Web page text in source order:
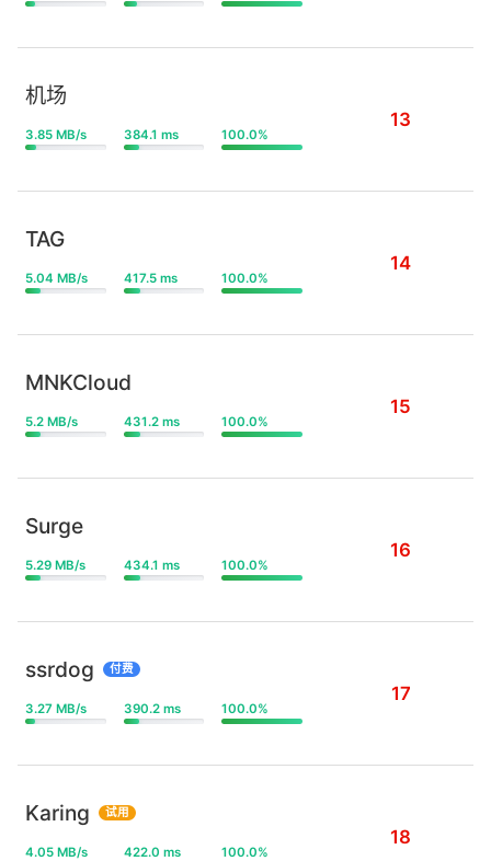
机场
3.85 MB/s 384.1 ms 100.0%
13
TAG
5.04 MB/s 417.5 ms 100.0%
14
MNKCloud
5.2 MB/s 431.2 ms 100.0%
15
Surge
5.29 MB/s 434.1 ms 100.0%
16
ssrdog 付费
3.27 MB/s 390.2 ms 100.0%
17
Karing 试用
4.05 MB/s 422.0 ms 100.0%
18